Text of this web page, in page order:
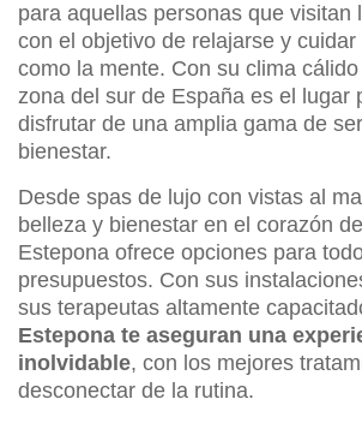
para aquellas personas que visitan
con el objetivo de relajarse y
como la mente. Con su clima
zona del sur de España es el lugar
disfrutar de una amplia gama de
bienestar.
Desde spas de lujo con vistas al
belleza y bienestar en el corazón
Estepona ofrece opciones para
presupuestos. Con sus
sus terapeutas altamente
Estepona te aseguran una
inolvidable, con los mejores
desconectar de la rutina.